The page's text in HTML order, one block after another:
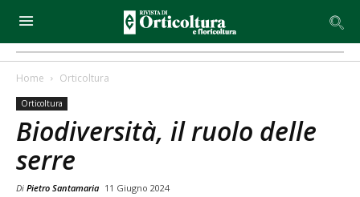
Home Orticoltura
Orticoltura
Biodiversità, il ruolo delle
serre
Di Pietro Santamaria 11 Giugno 2024